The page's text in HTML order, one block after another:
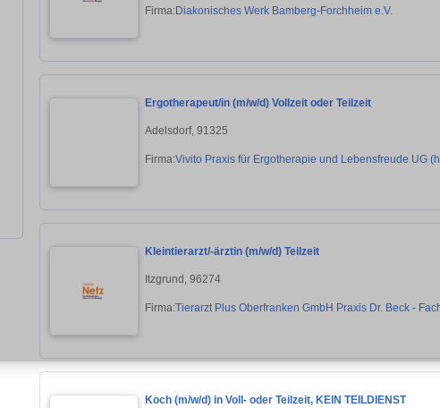
Firma:Diakonisches Werk Bamberg-Forchheim e.V.
Ergotherapeut/in (m/w/d) Vollzeit oder Teilzeit
Adelsdorf, 91325
Firma:Vivito Praxis für Ergotherapie und Lebensfreude UG
Kleintierarzt/-ärztin (m/w/d) Teilzeit
Itzgrund, 96274
Firma:Tierarzt Plus Oberfranken GmbH Praxis Dr. Beck -
Koch (m/w/d) in Voll- oder Teilzeit, KEIN TEILDIENST